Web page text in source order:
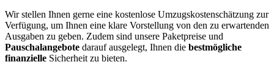
Wir stellen Ihnen gerne eine kostenlose Umzugskostenschätzung zur
Verfügung, um Ihnen eine klare Vorstellung von den zu erwartenden
Ausgaben zu geben. Zudem sind unsere Paketpreise und
Pauschalangebote darauf ausgelegt, Ihnen die bestmögliche
finanzielle Sicherheit zu bieten.